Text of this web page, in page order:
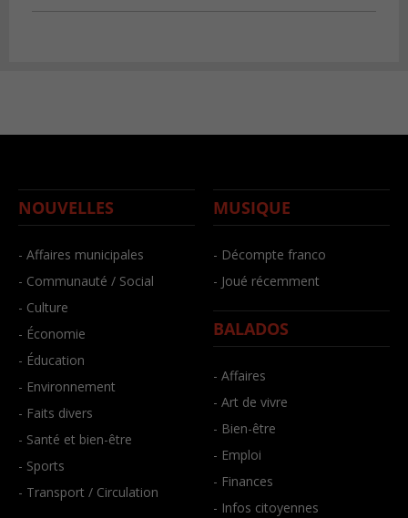
NOUVELLES
- Affaires municipales
- Communauté / Social
- Culture
- Économie
- Éducation
- Environnement
- Faits divers
- Santé et bien-être
- Sports
- Transport / Circulation
MUSIQUE
- Décompte franco
- Joué récemment
BALADOS
- Affaires
- Art de vivre
- Bien-être
- Emploi
- Finances
- Infos citoyennes